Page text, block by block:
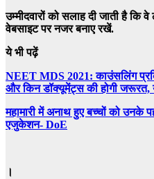
उम्मीदवारों को सलाह दी जाती है
वेबसाइट पर नजर बनाए रखें.
ये भी पढ़ें
NEET MDS 2021: काउंसलिंग
और किन डॉक्यूमेंट्स की होगी जरूरत,
महामारी में अनाथ हुए बच्चों को उनके
एजुकेशन- DoE
।